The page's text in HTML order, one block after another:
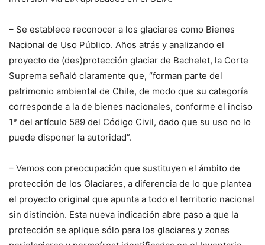
– Se establece reconocer a los glaciares como Bienes
Nacional de Uso Público. Años atrás y analizando el
proyecto de (des)protección glaciar de Bachelet, la Corte
Suprema señaló claramente que, “forman parte del
patrimonio ambiental de Chile, de modo que su categoría
corresponde a la de bienes nacionales, conforme el inciso
1° del artículo 589 del Código Civil, dado que su uso no lo
puede disponer la autoridad”.
– Vemos con preocupación que sustituyen el ámbito de
protección de los Glaciares, a diferencia de lo que plantea
el proyecto original que apunta a todo el territorio nacional
sin distinción. Esta nueva indicación abre paso a que la
protección se aplique sólo para los glaciares y zonas